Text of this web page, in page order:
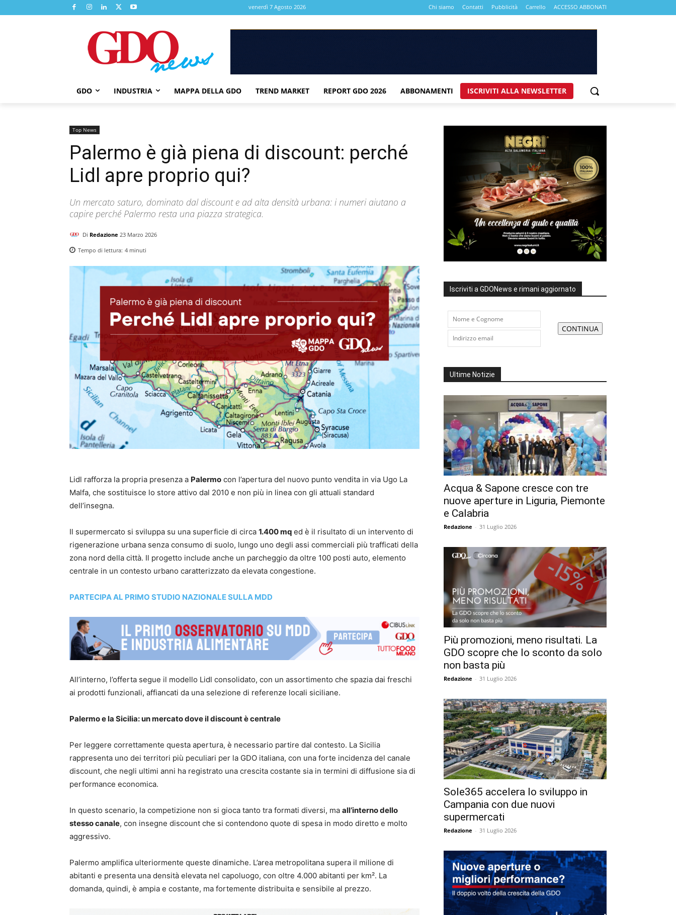
venerdì 7 Agosto 2026 Chi siamo Contatti Pubblicità Carrello ACCESSO ABBONATI
GDO INDUSTRIA MAPPA DELLA GDO TREND MARKET REPORT GDO 2026 ABBONAMENTI ISCRIVITI ALLA NEWSLETTER
Top News
Palermo è già piena di discount: perché
Lidl apre proprio qui?
Un mercato saturo, dominato dal discount e ad alta densità urbana: i numeri aiutano a
capire perché Palermo resta una piazza strategica.
Di Redazione 23 Marzo 2026
Tempo di lettura: 4 minuti
Lidl rafforza la propria presenza a Palermo con l’apertura del nuovo punto vendita in via Ugo La
Malfa, che sostituisce lo store attivo dal 2010 e non più in linea con gli attuali standard
dell’insegna.
Il supermercato si sviluppa su una superficie di circa 1.400 mq ed è il risultato di un intervento di
rigenerazione urbana senza consumo di suolo, lungo uno degli assi commerciali più trafficati della
zona nord della città. Il progetto include anche un parcheggio da oltre 100 posti auto, elemento
centrale in un contesto urbano caratterizzato da elevata congestione.
PARTECIPA AL PRIMO STUDIO NAZIONALE SULLA MDD
All’interno, l’offerta segue il modello Lidl consolidato, con un assortimento che spazia dai freschi
ai prodotti funzionali, affiancati da una selezione di referenze locali siciliane.
Palermo e la Sicilia: un mercato dove il discount è centrale
Per leggere correttamente questa apertura, è necessario partire dal contesto. La Sicilia
rappresenta uno dei territori più peculiari per la GDO italiana, con una forte incidenza del canale
discount, che negli ultimi anni ha registrato una crescita costante sia in termini di diffusione sia di
performance economica.
In questo scenario, la competizione non si gioca tanto tra formati diversi, ma all’interno dello
stesso canale, con insegne discount che si contendono quote di spesa in modo diretto e molto
aggressivo.
Palermo amplifica ulteriormente queste dinamiche. L’area metropolitana supera il milione di
abitanti e presenta una densità elevata nel capoluogo, con oltre 4.000 abitanti per km². La
domanda, quindi, è ampia e costante, ma fortemente distribuita e sensibile al prezzo.
Iscriviti a GDONews e rimani aggiornato
Ultime Notizie
Acqua & Sapone cresce con tre
nuove aperture in Liguria, Piemonte
e Calabria
Redazione - 31 Luglio 2026
Più promozioni, meno risultati. La
GDO scopre che lo sconto da solo
non basta più
Redazione - 31 Luglio 2026
Sole365 accelera lo sviluppo in
Campania con due nuovi
supermercati
Redazione - 31 Luglio 2026